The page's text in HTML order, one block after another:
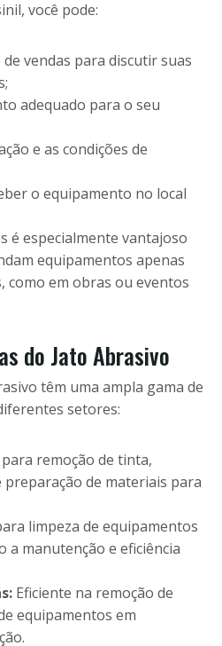
você pode:
vendas para discutir suas
adequado para o seu
e as condições de
o equipamento no local
é especialmente vantajoso
equipamentos apenas
como em obras ou eventos
do Jato Abrasivo
têm uma ampla gama de
setores:
remoção de tinta,
preparação de materiais para
limpeza de equipamentos
manutenção e eficiência
Eficiente na remoção de
equipamentos em